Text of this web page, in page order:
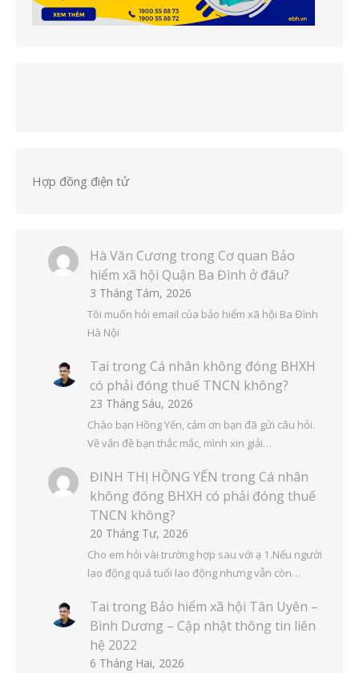
Hợp đồng điện tử
Hà Văn Cương trong Cơ quan Bảo
hiểm xã hội Quận Ba Đình ở đâu?
3 Tháng Tám, 2026
Tôi muốn hỏi email của bảo hiểm xã hội Ba Đình
Hà Nội
Tai trong Cá nhân không đóng BHXH
có phải đóng thuế TNCN không?
23 Tháng Sáu, 2026
Chào bạn Hồng Yến, cảm ơn bạn đã gửi câu hỏi.
Về vấn đề bạn thắc mắc, mình xin giải…
ĐINH THỊ HỒNG YẾN trong Cá nhân
không đóng BHXH có phải đóng thuế
TNCN không?
20 Tháng Tư, 2026
Cho em hỏi vài trường hợp sau với ạ 1.Nếu người
lao động quá tuổi lao động nhưng vẫn còn…
Tai trong Bảo hiểm xã hội Tân Uyên –
Bình Dương – Cập nhật thông tin liên
hệ 2022
6 Tháng Hai, 2026